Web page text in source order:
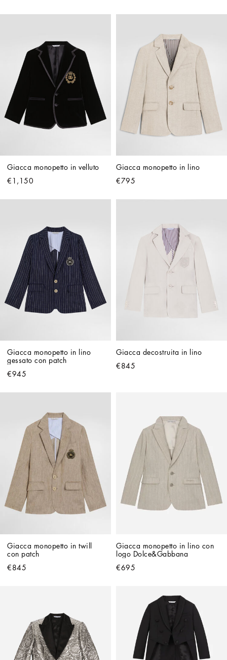
Giacca monopetto in velluto
€1,150
Giacca monopetto in lino
€795
Giacca monopetto in lino
gessato con patch
€945
Giacca decostruita in lino
€845
Giacca monopetto in twill
con patch
€845
Giacca monopetto in lino con
logo Dolce&Gabbana
€695